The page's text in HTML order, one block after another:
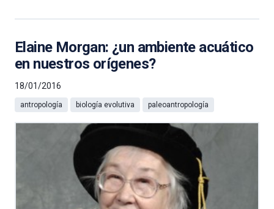
Elaine Morgan: ¿un ambiente acuático
en nuestros orígenes?
18/01/2016
antropología biología evolutiva paleoantropología